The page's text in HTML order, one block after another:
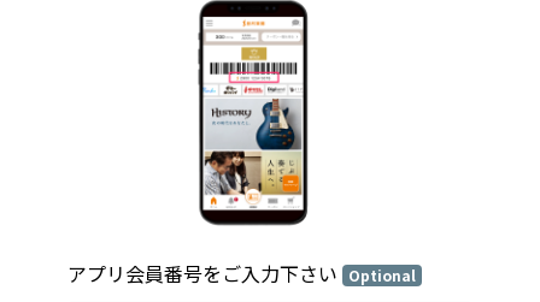
アプリ会員番号をご入力下さい Optional